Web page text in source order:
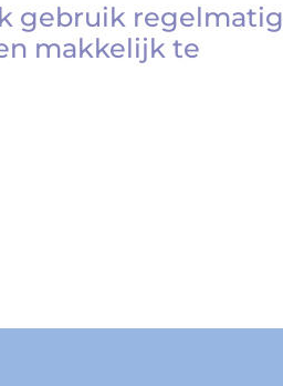
gebruik regelmatig
makkelijk te